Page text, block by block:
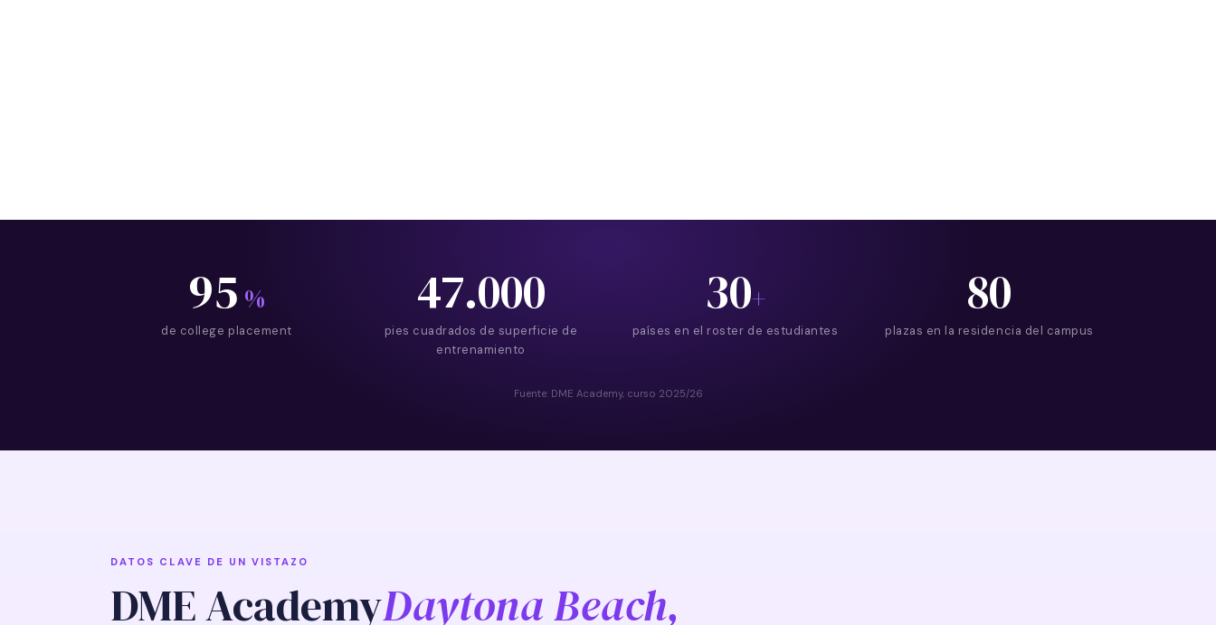
95 %
de college placement
47.000
pies cuadrados de superficie de
entrenamiento
30+
países en el roster de estudiantes
80
plazas en la residencia del campus
Fuente: DME Academy, curso 2025/26
DATOS CLAVE DE UN VISTAZO
DME AcademyDaytona Beach,